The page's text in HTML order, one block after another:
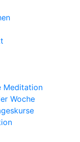
Meditation
Woche